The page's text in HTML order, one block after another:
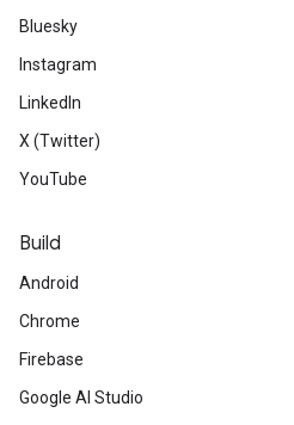
Bluesky
Instagram
LinkedIn
X (Twitter)
YouTube
Build
Android
Chrome
Firebase
Google AI Studio